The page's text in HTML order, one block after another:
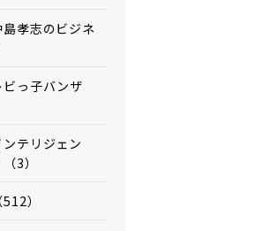
孝志のビジネ
っ子バンザ
ンテリジェン
3）
）